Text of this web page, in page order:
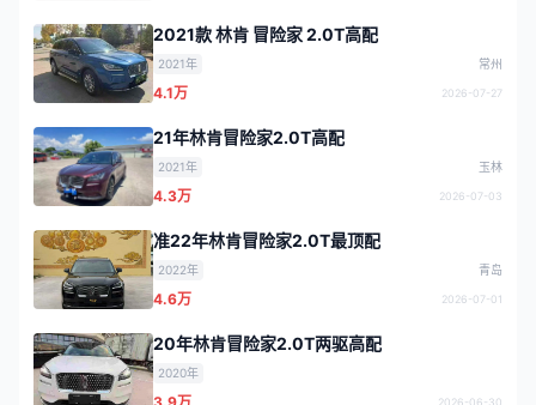
2021款 林肯 冒险家 2.0T高配
2021年 常州
4.1万 2026-07-27
21年林肯冒险家2.0T高配
2021年 玉林
4.3万 2026-07-03
准22年林肯冒险家2.0T最顶配
2022年 青岛
4.6万 2026-07-01
20年林肯冒险家2.0T两驱高配
2020年
2026-06-30